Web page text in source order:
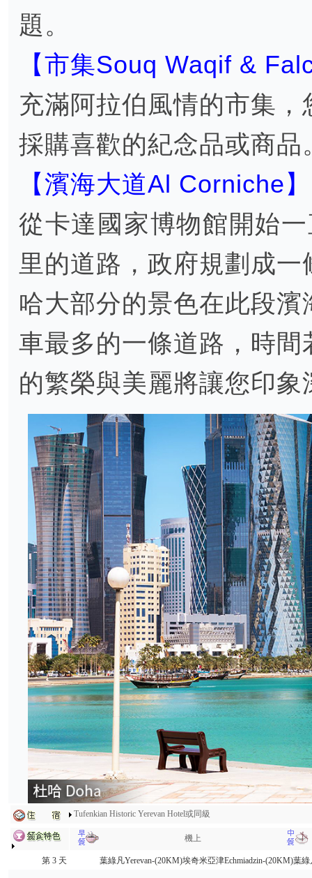
題。
【市集Souq Waqif &
充滿阿拉伯風情的市集
採購喜歡的紀念品或商品
【濱海大道Al Corniche】
從卡達國家博物館開始
里的道路，政府規劃成
哈大部分的景色在此段
車最多的一條道路，時
的繁榮與美麗將讓您印象
Tufenkian Historic Yerevan Hotel或同級
機上
第 3 天 葉綠凡Yerevan-(20KM)埃奇米亞津Echmiadzin-(20KM)葉綠